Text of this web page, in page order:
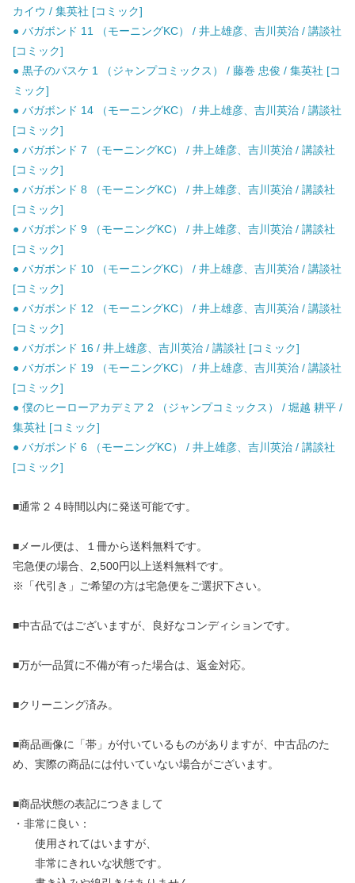
カイウ / 集英社 [コミック]
● バガボンド 11 （モーニングKC） / 井上雄彦、吉川英治 / 講談社
[コミック]
● 黒子のバスケ 1 （ジャンプコミックス） / 藤巻 忠俊 / 集英社 [コ
ミック]
● バガボンド 14 （モーニングKC） / 井上雄彦、吉川英治 / 講談社
[コミック]
● バガボンド 7 （モーニングKC） / 井上雄彦、吉川英治 / 講談社
[コミック]
● バガボンド 8 （モーニングKC） / 井上雄彦、吉川英治 / 講談社
[コミック]
● バガボンド 9 （モーニングKC） / 井上雄彦、吉川英治 / 講談社
[コミック]
● バガボンド 10 （モーニングKC） / 井上雄彦、吉川英治 / 講談社
[コミック]
● バガボンド 12 （モーニングKC） / 井上雄彦、吉川英治 / 講談社
[コミック]
● バガボンド 16 / 井上雄彦、吉川英治 / 講談社 [コミック]
● バガボンド 19 （モーニングKC） / 井上雄彦、吉川英治 / 講談社
[コミック]
● 僕のヒーローアカデミア 2 （ジャンプコミックス） / 堀越 耕平 /
集英社 [コミック]
● バガボンド 6 （モーニングKC） / 井上雄彦、吉川英治 / 講談社
[コミック]
■通常２４時間以内に発送可能です。
■メール便は、１冊から送料無料です。
宅急便の場合、2,500円以上送料無料です。
※「代引き」ご希望の方は宅急便をご選択下さい。
■中古品ではございますが、良好なコンディションです。
■万が一品質に不備が有った場合は、返金対応。
■クリーニング済み。
■商品画像に「帯」が付いているものがありますが、中古品のた
め、実際の商品には付いていない場合がございます。
■商品状態の表記につきまして
・非常に良い：
使用されてはいますが、
非常にきれいな状態です。